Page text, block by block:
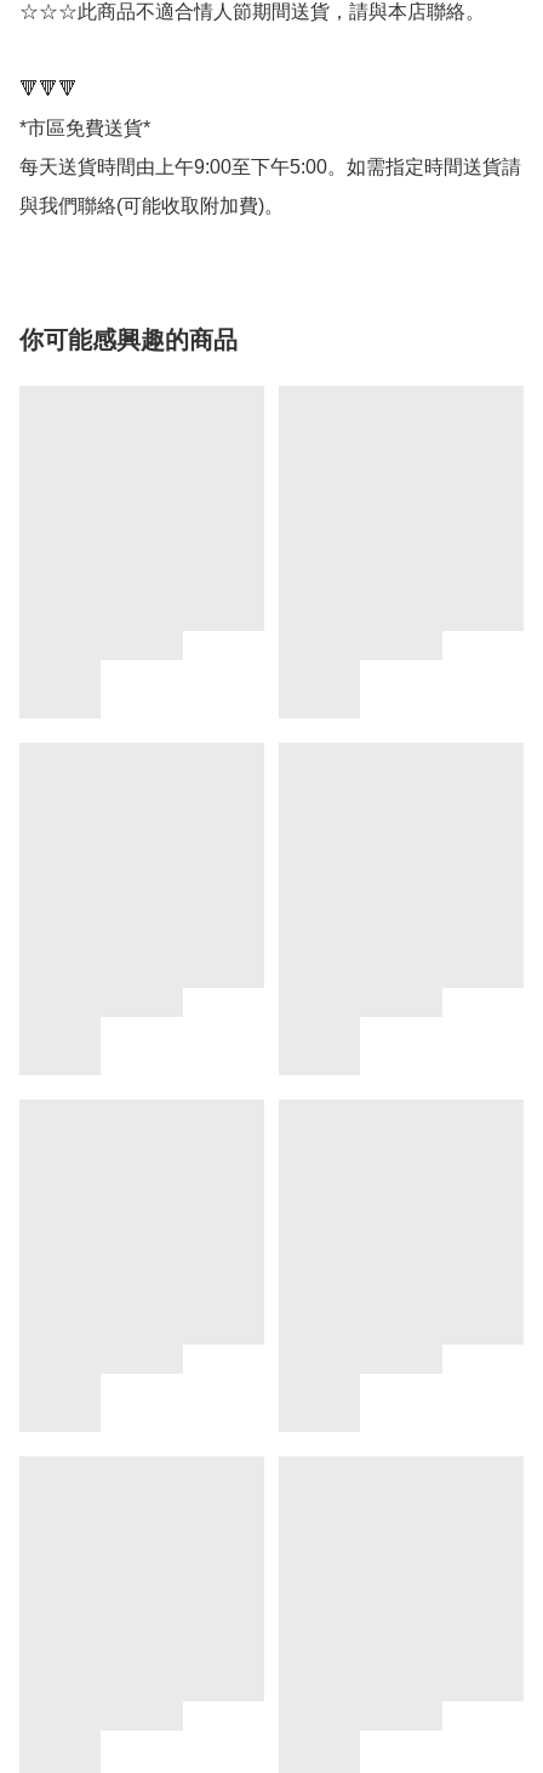
☆☆☆此商品不適合情人節期間送貨，請與本店聯絡。
🔻🔻🔻
*市區免費送貨*
每天送貨時間由上午9:00至下午5:00。如需指定時間送貨請
與我們聯絡(可能收取附加費)。
你可能感興趣的商品